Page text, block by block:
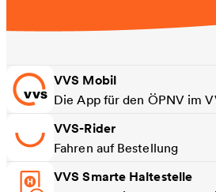
VVS Mobil
Die App für den ÖPNV im
VVS-Rider
Fahren auf Bestellung
VVS Smarte Haltestelle